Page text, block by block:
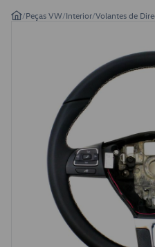
/Peças VW/Interior/Volantes de